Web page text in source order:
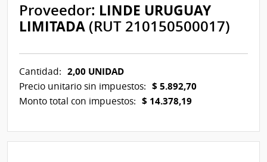
Proveedor: LINDE URUGUAY
LIMITADA (RUT 210150500017)
Cantidad: 2,00 UNIDAD
Precio unitario sin impuestos: $ 5.892,70
Monto total con impuestos: $ 14.378,19